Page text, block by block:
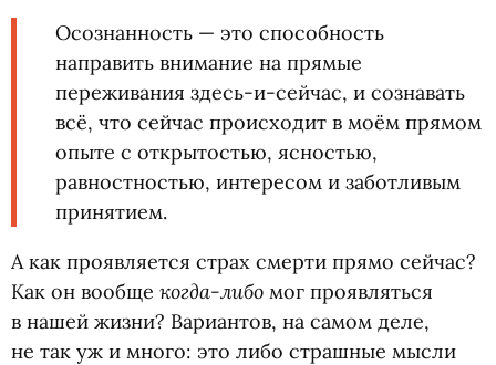
Осознанность — это способность
направить внимание на прямые
переживания здесь-и-сейчас, и сознавать
всё, что сейчас происходит в моём прямом
опыте с открытостью, ясностью,
равностностью, интересом и заботливым
принятием.
А как проявляется страх смерти прямо сейчас?
Как он вообще когда-либо мог проявляться
в нашей жизни? Вариантов, на самом деле,
не так уж и много: это либо страшные мысли